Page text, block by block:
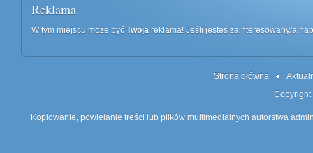
Reklama
W tym miejscu może być Twoja reklama! Jeśli jesteś zainteresowany/a
Strona główna
Kopiowanie, powielanie treści lub plików multimedialnych autorstwa